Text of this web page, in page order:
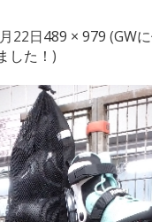
22日489 × 979 (GW
した！ )